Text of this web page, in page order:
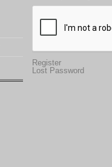
Register
Lost Password